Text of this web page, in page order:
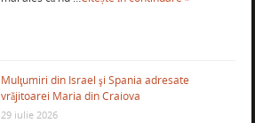
Mulţumiri din Israel şi Spania adresate
vrăjitoarei Maria din Craiova
29 iulie 2026